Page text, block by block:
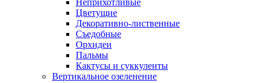
Цветущие
Декоративно-лиственные
Съедобные
Орхидеи
Пальмы
Кактусы и суккуленты
Вертикальное озеленение